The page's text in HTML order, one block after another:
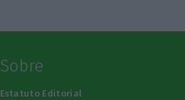
Sobre
Estatuto Editorial